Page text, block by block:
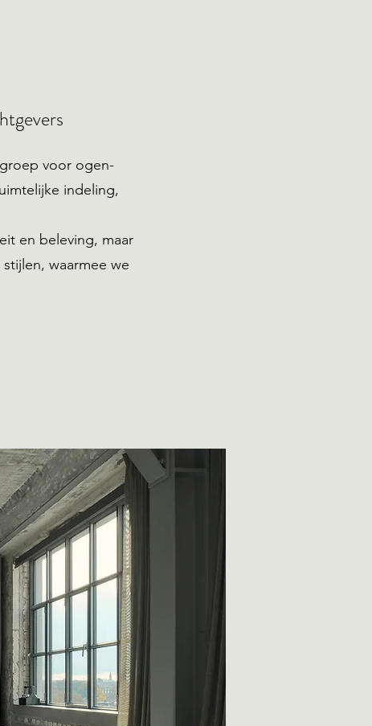
voor ogen-
indeling,
en beleving, maar
waarmee we